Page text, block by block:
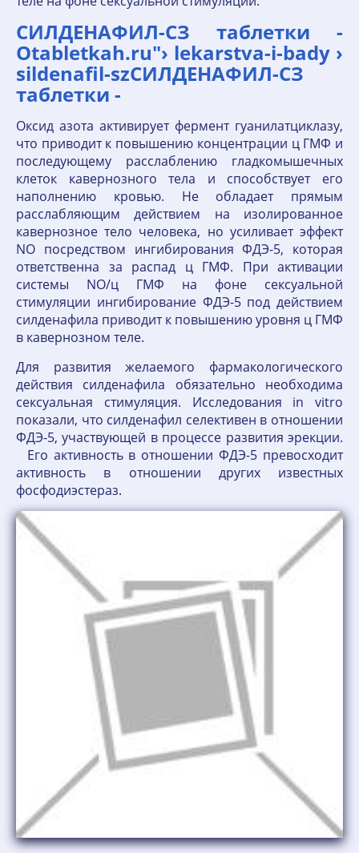
СИЛДЕНАФИЛ-СЗ таблетки -
Otabletkah.ru"› lekarstva-i-bady ›
sildenafil-szСИЛДЕНАФИЛ-СЗ
таблетки -
Оксид азота активирует фермент гуанилатциклазу,
что приводит к повышению концентрации ц ГМФ и
последующему расслаблению гладкомышечных
клеток кавернозного тела и способствует его
наполнению кровью. Не обладает прямым
расслабляющим действием на изолированное
кавернозное тело человека, но усиливает эффект
NО посредством ингибирования ФДЭ-5, которая
ответственна за распад ц ГМФ. При активации
системы NO/ц ГМФ на фоне сексуальной
стимуляции ингибирование ФДЭ-5 под действием
силденафила приводит к повышению уровня ц ГМФ
в кавернозном теле.
Для развития желаемого фармакологического
действия силденафила обязательно необходима
сексуальная стимуляция. Исследования in vitro
показали, что силденафил селективен в отношении
ФДЭ-5, участвующей в процессе развития эрекции.
Его активность в отношении ФДЭ-5 превосходит
активность в отношении других известных
фосфодиэстераз.